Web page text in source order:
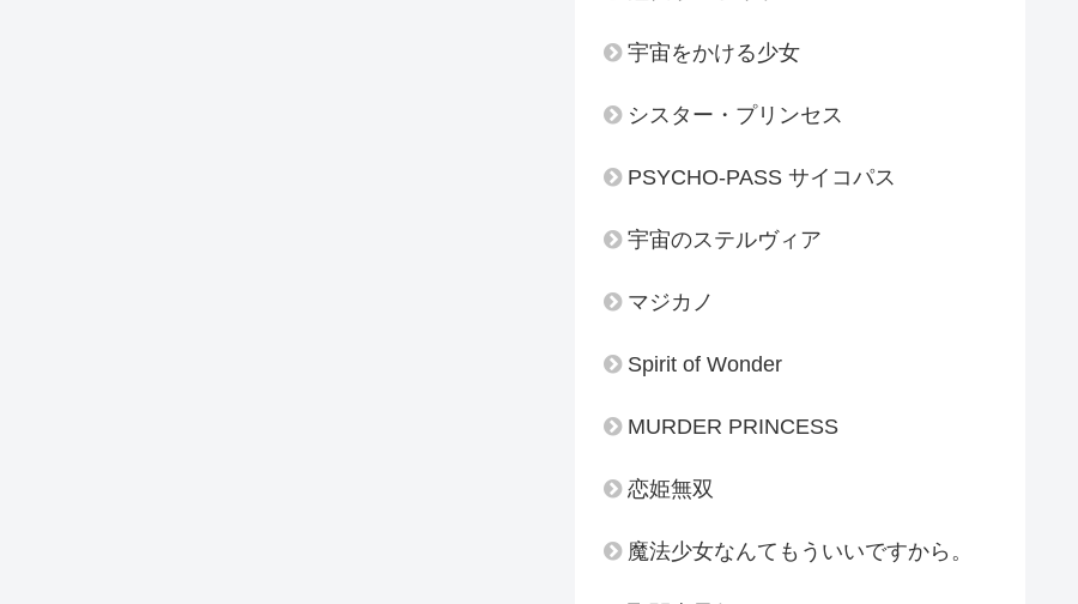
宇宙をかける少女
シスター・プリンセス
PSYCHO-PASS サイコパス
宇宙のステルヴィア
マジカノ
Spirit of Wonder
MURDER PRINCESS
恋姫無双
魔法少女なんてもういいですから。